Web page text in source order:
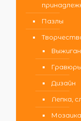
Пазлы
Гравюры
Дизайн
Лепка,